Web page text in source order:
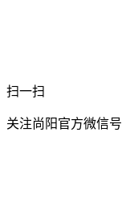
扫一扫
关注尚阳官方微信号